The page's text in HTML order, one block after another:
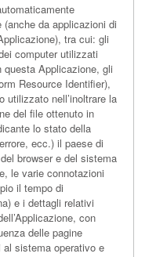
da applicazioni di
tra cui: gli
computer utilizzati
questa Applicazione, gli
Resource Identifier),
utilizzato nell’inoltrare la
del file ottenuto in
lo stato della
ecc.) il paese di
browser e del sistema
le varie connotazioni
il tempo di
e i dettagli relativi
con
delle pagine
sistema operativo e